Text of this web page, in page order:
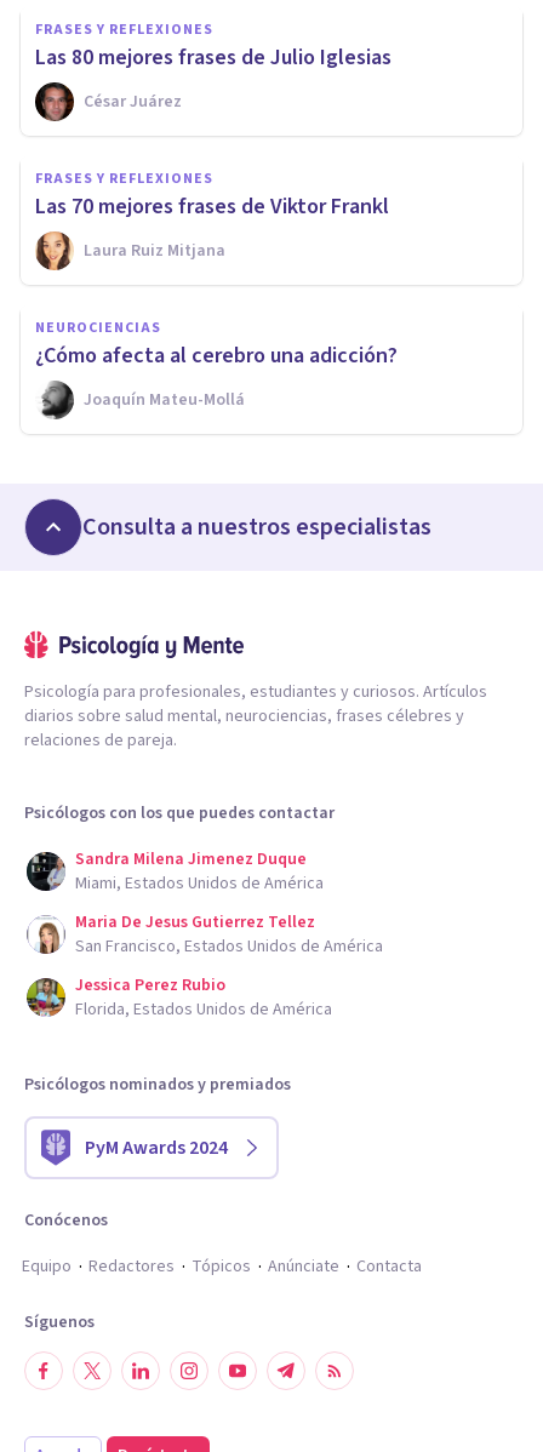
FRASES Y REFLEXIONES
Las 80 mejores frases de Julio Iglesias
César Juárez
FRASES Y REFLEXIONES
Las 70 mejores frases de Viktor Frankl
Laura Ruiz Mitjana
NEUROCIENCIAS
¿Cómo afecta al cerebro una adicción?
Joaquín Mateu-Mollá
Consulta a nuestros especialistas
Psicología para profesionales, estudiantes y curiosos. Artículos
diarios sobre salud mental, neurociencias, frases célebres y
relaciones de pareja.
Psicólogos con los que puedes contactar
Sandra Milena Jimenez Duque
Miami, Estados Unidos de América
Maria De Jesus Gutierrez Tellez
San Francisco, Estados Unidos de América
Jessica Perez Rubio
Florida, Estados Unidos de América
Psicólogos nominados y premiados
PyM Awards 2024
Conócenos
Equipo
Redactores Tópicos Anúnciate Contacta
Síguenos